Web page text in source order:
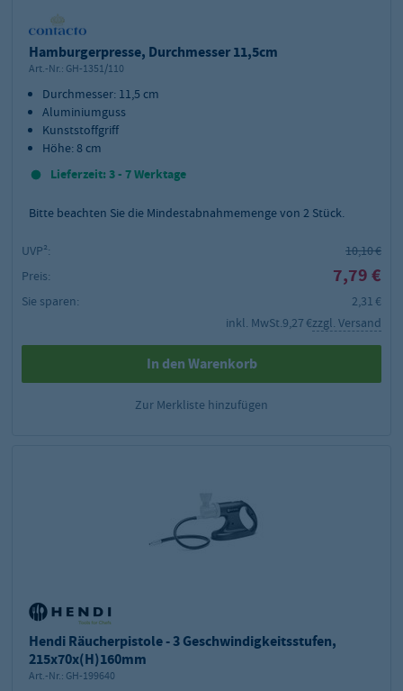
Hamburgerpresse, Durchmesser 11,5cm
Art.-Nr.: GH-1351/110
Durchmesser: 11,5 cm
Aluminiumguss
Kunststoffgriff
Höhe: 8 cm
Lieferzeit: 3 - 7 Werktage
Bitte beachten Sie die Mindestabnahmemenge von 2 Stück.
UVP²:
10,10 €
Preis:
7,79 €
Sie sparen:
2,31 €
inkl. MwSt.9,27 €zzgl. Versand
In den Warenkorb
Zur Merkliste hinzufügen
Hendi Räucherpistole - 3 Geschwindigkeitsstufen,
215x70x(H)160mm
Art.-Nr.: GH-199640